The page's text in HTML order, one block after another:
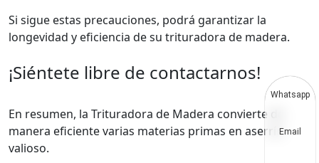
Si sigue estas precauciones, podrá garantizar la
longevidad y eficiencia de su trituradora de madera.
¡Siéntete libre de contactarnos!
En resumen, la Trituradora de Madera convierte de
manera eficiente varias materias primas en aserrín
valioso.
Whatsapp
Email